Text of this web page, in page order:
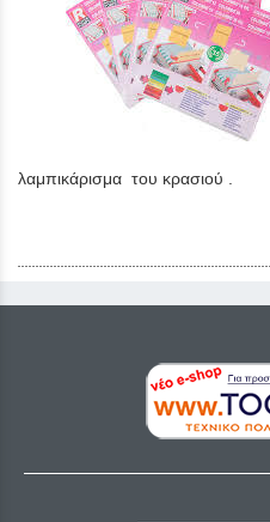
λαμπικάρισμα του κρασιού .